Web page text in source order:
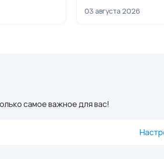
03 августа 2026
самое важное для вас!